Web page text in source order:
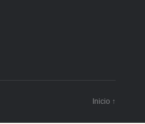
Inicio ↑